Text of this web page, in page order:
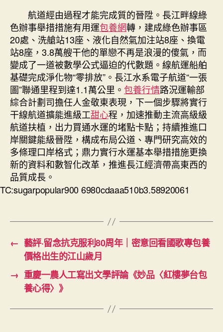
航道經由過程才能完成質的晉陞。長江畔線綠
色辦事舉措措施有用運包養網轉，建成綠色辦事區
20處、洗艙站13座、液化自然氣加注站8座、換電
站8座，3.8萬艘干他的單戀不再是浪漫的傻氣，而
變成了一道被數學公式逼迫的代數題。線航運船舶
基礎完成淨化物“零排放”。長江水系電子航道“一張
圖”聯通里程到達1.1萬公里。 包養行情路況運輸部
綜合計劃司擔任人金敬東表現，下一個步驟將實行
干線航道擴能進級工甜心程，加速推動主流高級級
航道扶植，出力買通水運的堵點卡點；持續推進口
岸關鍵能級晉陞，構成布局公道、專門研究高效的
多條理口岸格式；鼎力實行水運基本舉措措施更換
新的資料和數智化改革，推進長江經濟帶高東西的
品質成長。
TC:sugarpopular900 6980cdaaa510b3.58920061
← 藝評·留念抗克服利80周年｜密意回看國歌專包養
價格出生的江山歲月
→ 重慶一農人工寫出文學評論《妙品〈紅樓夢台包
養心得〉》